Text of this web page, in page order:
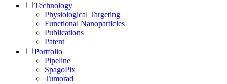
Technology
Physiological Targeting
Functional Nanoparticles
Publications
Patent
Portfolio
Pipeline
SpagoPix
Tumorad